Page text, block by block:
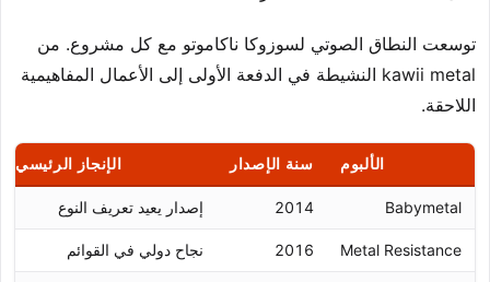
توسعت النطاق الصوتي لسوزوكا ناكاموتو مع كل مشروع. من
kawii metal النشيطة في الدفعة الأولى إلى الأعمال المفاهيمية
اللاحقة.
الألبوم سنة الإصدار الإنجاز الرئيسي
Babymetal
2014 إصدار يعيد تعريف النوع
Metal Resistance
2016 نجاح دولي في القوائم